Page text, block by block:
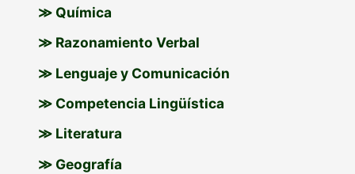
≫ Química
≫ Razonamiento Verbal
≫ Lenguaje y Comunicación
≫ Competencia Lingüística
≫ Literatura
≫ Geografía